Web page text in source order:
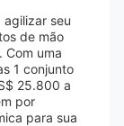
seu
de mão
uma
1 conjunto
25.800 a
por
para sua